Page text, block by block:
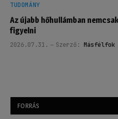
TUDOMÁNY
Az újabb hőhullámban
figyelni
2026.07.31. Szerző: Másfélfok
FORRÁS